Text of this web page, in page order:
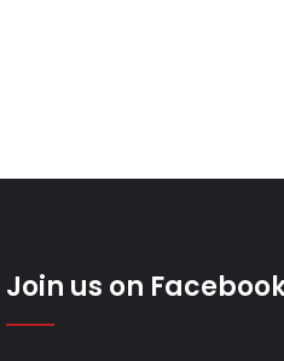
Join us on